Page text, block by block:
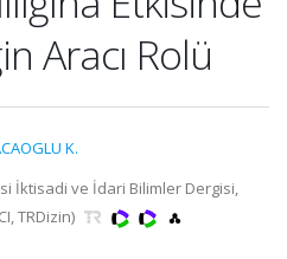
Aracı Rolü
K.
İktisadi ve İdari Bilimler Dergisi,
TRDizin)